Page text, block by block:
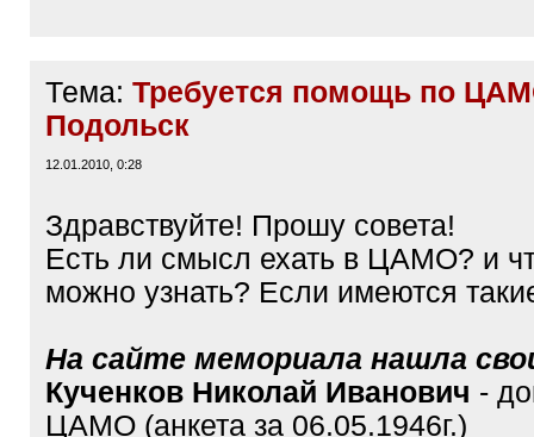
Тема: Требуется помощь по
Подольск
12.01.2010, 0:28
Здравствуйте! Прошу совета!
Есть ли смысл ехать в ЦАМО? и
можно узнать? Если имеются
На сайте мемориала нашла
Кученков Николай Иванович -
ЦАМО (анкета за 06.05.1946г.)